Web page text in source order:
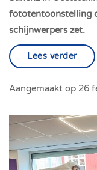
fototentoonstelling
schijnwerpers zet.
Lees verder
Aangemaakt op 26